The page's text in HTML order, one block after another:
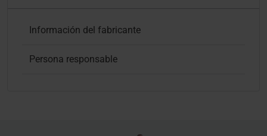
Información del fabricante
Persona responsable